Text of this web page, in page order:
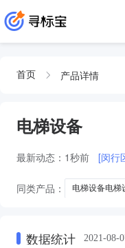
首页 产品详情
电梯设备
最新动态： 1秒前 [闵行
同类产品： 电梯设备电梯
数据统计 2021-08-